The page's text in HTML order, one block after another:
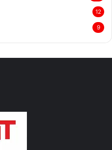
12
9